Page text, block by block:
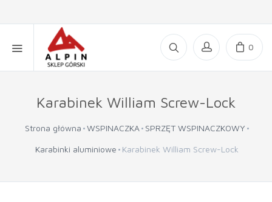
0
Karabinek William Screw-Lock
Strona główna WSPINACZKA SPRZĘT WSPINACZKOWY
Karabinki aluminiowe Karabinek William Screw-Lock